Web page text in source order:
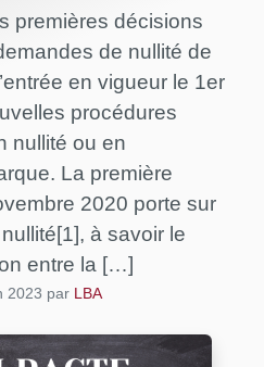
premières décisions
de nullité de
en vigueur le 1er
procédures
nullité ou en
La première
2020 porte sur
à savoir le
entre la […]
2023 par LBA